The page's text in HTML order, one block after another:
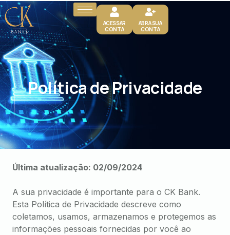
ACESSAR
CONTA
ABRA SUA
CONTA
Política de Privacidade
Última atualização: 02/09/2024
A sua privacidade é importante para o CK Bank.
Esta Política de Privacidade descreve como
coletamos, usamos, armazenamos e protegemos as
informações pessoais fornecidas por você ao